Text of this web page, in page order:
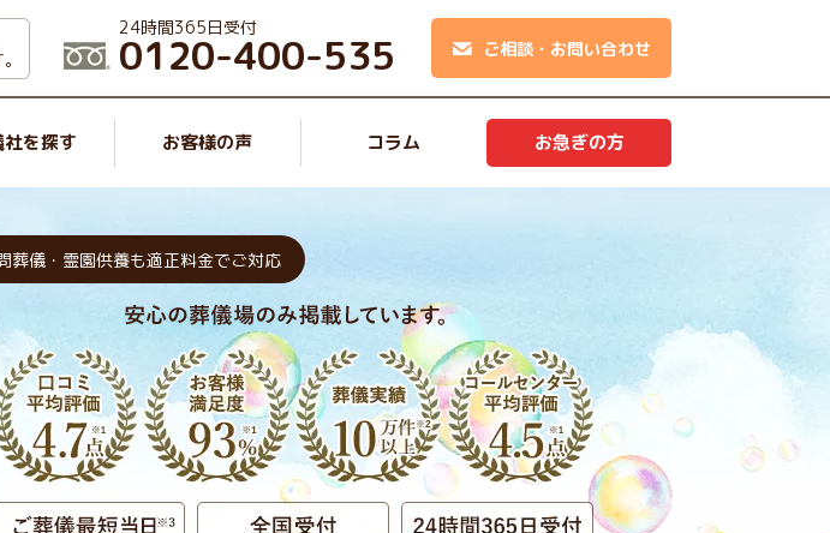
24時間365日受付
0120-400-535 ご相談・お問い合わせ
社を探す お客様の声 コラム お急ぎの方
葬儀・霊園供養も適正料金でご対応